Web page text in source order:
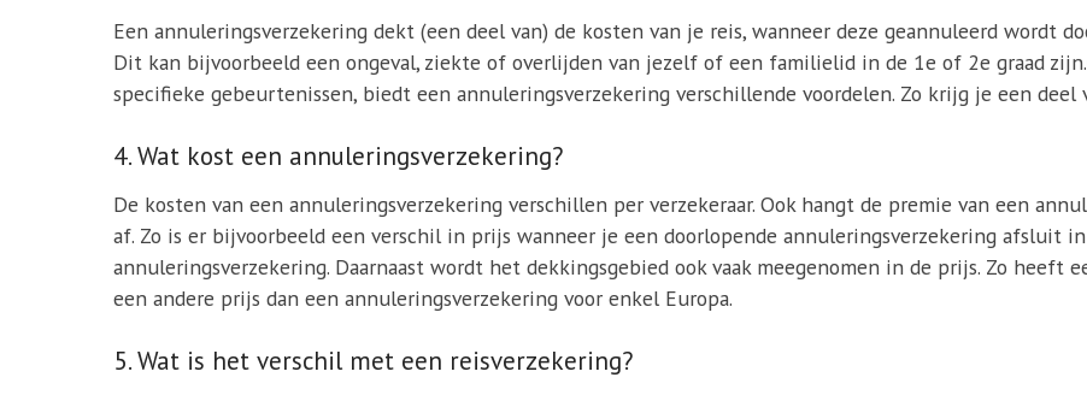
Een annuleringsverzekering dekt (een deel van) de kosten van je reis, wanneer deze geannuleerd wordt
Dit kan bijvoorbeeld een ongeval, ziekte of overlijden van jezelf of een familielid in de 1e of 2e graad
specifieke gebeurtenissen, biedt een annuleringsverzekering verschillende voordelen. Zo krijg je een deel
4. Wat kost een annuleringsverzekering?
De kosten van een annuleringsverzekering verschillen per verzekeraar. Ook hangt de premie van een
af. Zo is er bijvoorbeeld een verschil in prijs wanneer je een doorlopende annuleringsverzekering afsluit
annuleringsverzekering. Daarnaast wordt het dekkingsgebied ook vaak meegenomen in de prijs. Zo heeft
een andere prijs dan een annuleringsverzekering voor enkel Europa.
5. Wat is het verschil met een reisverzekering?